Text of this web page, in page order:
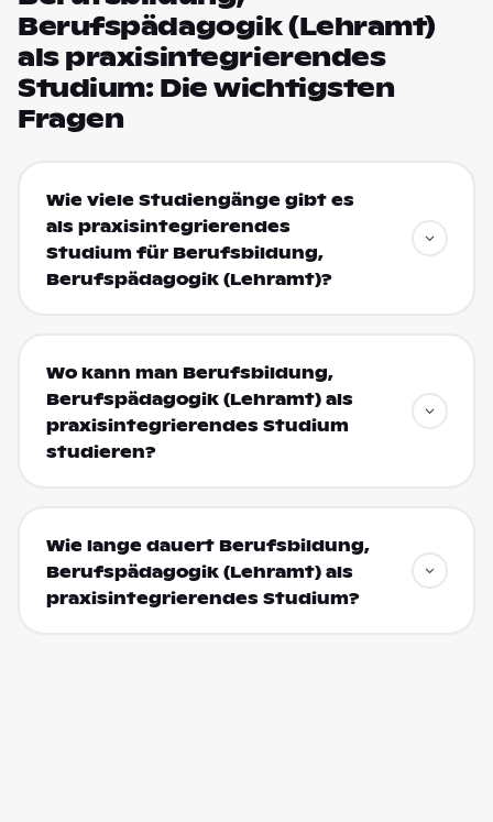
Berufspädagogik (Lehramt)
als praxisintegrierendes
Studium: Die wichtigsten
Fragen
Wie viele Studiengänge gibt es
als praxisintegrierendes
Studium für Berufsbildung,
Berufspädagogik (Lehramt)?
Wo kann man Berufsbildung,
Berufspädagogik (Lehramt) als
praxisintegrierendes Studium
studieren?
Wie lange dauert Berufsbildung,
Berufspädagogik (Lehramt) als
praxisintegrierendes Studium?